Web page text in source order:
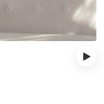
›